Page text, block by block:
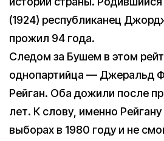
(1924) республиканец
прожил 94 года.
Следом за Бушем в этом
однопартийца — Джеральд
Рейган. Оба дожили после
лет. К слову, именно Рейгану
выборах в 1980 году и не